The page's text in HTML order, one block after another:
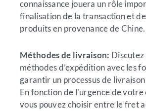
connaissance jouera un rôle
finalisation de la transaction et
produits en provenance de Chine.
Méthodes de livraison:
méthodes d’expédition avec les
garantir un processus de
En fonction de l'urgence de votre
vous pouvez choisir entre le fret